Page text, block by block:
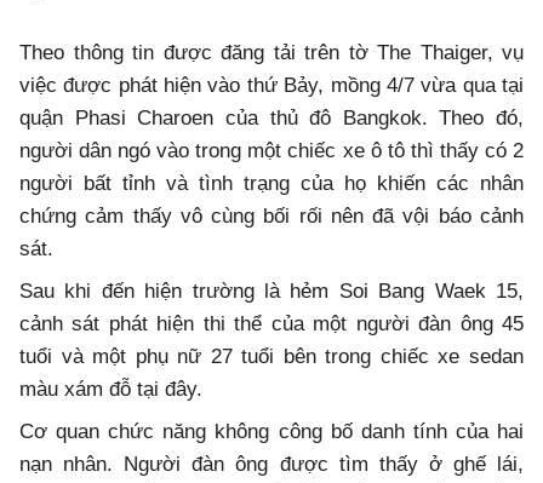
Theo thông tin được đăng tải trên tờ The Thaiger, vụ
việc được phát hiện vào thứ Bảy, mồng 4/7 vừa qua tại
quận Phasi Charoen của thủ đô Bangkok. Theo đó,
người dân ngó vào trong một chiếc xe ô tô thì thấy có 2
người bất tỉnh và tình trạng của họ khiến các nhân
chứng cảm thấy vô cùng bối rối nên đã vội báo cảnh
sát.
Sau khi đến hiện trường là hẻm Soi Bang Waek 15,
cảnh sát phát hiện thi thể của một người đàn ông 45
tuổi và một phụ nữ 27 tuổi bên trong chiếc xe sedan
màu xám đỗ tại đây.
Cơ quan chức năng không công bố danh tính của hai
nạn nhân. Người đàn ông được tìm thấy ở ghế lái,